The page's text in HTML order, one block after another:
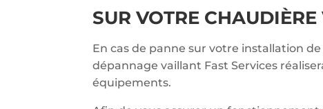
SUR VOTRE
En cas de panne sur votre installation
dépannage vaillant Fast Services
équipements.